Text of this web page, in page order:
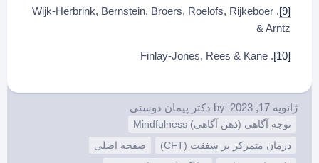
[9]
. Wijk-Herbrink, Bernstein, Broers, Roelofs, Rijkeboer
& Arntz
[10]
. Finlay-Jones, Rees & Kane
ژانویه 17, 2023 by دکتر پیمان دوستی
توجه آگاهی (ذهن آگاهی) Mindfulness
درمان متمرکز بر شفقت (CFT)
صفحه اصلی